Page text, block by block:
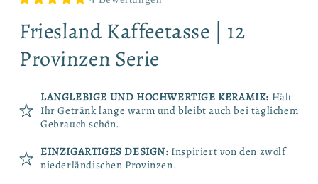
Friesland Kaffeetasse | 12
Provinzen Serie
LANGLEBIGE UND HOCHWERTIGE KERAMIK: Hält
Ihr Getränk lange warm und bleibt auch bei täglichem
Gebrauch schön.
EINZIGARTIGES DESIGN: Inspiriert von den zwölf
niederländischen Provinzen.